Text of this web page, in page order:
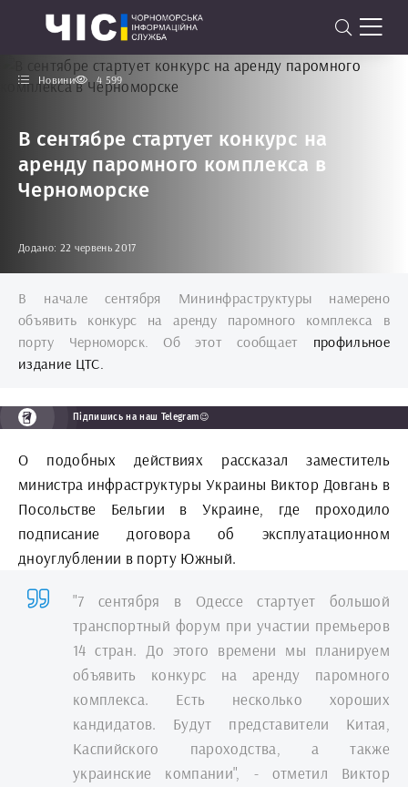
Новини 4 599
В сентябре стартует конкурс на
аренду паромного комплекса в
Черноморске
Додано: 22 червень 2017
В начале сентября Мининфраструктуры намерено
объявить конкурс на аренду паромного комплекса в
порту Черноморск. Об этот сообщает профильное
издание ЦТС.
Підпишись на наш Telegram😉
О подобных действиях рассказал заместитель
министра инфраструктуры Украины Виктор Довгань в
Посольстве Бельгии в Украине, где проходило
подписание договора об эксплуатационном
дноуглублении в порту Южный.
"7 сентября в Одессе стартует большой
транспортный форум при участии премьеров
14 стран. До этого времени мы планируем
объявить конкурс на аренду паромного
комплекса. Есть несколько хороших
кандидатов. Будут представители Китая,
Каспийского пароходства, а также
украинские компании", - отметил Виктор